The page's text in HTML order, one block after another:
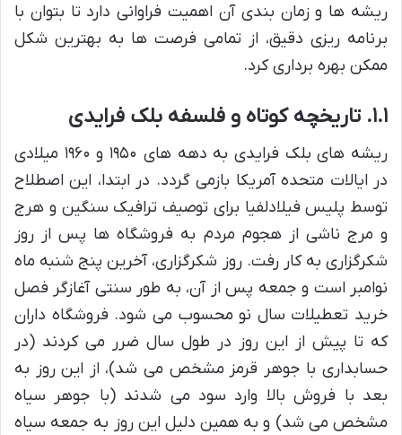
ریشه ها و زمان بندی آن اهمیت فراوانی دارد تا بتوان با
برنامه ریزی دقیق، از تمامی فرصت ها به بهترین شکل
ممکن بهره برداری کرد.
۱.۱. تاریخچه کوتاه و فلسفه بلک فرایدی
ریشه های بلک فرایدی به دهه های ۱۹۵۰ و ۱۹۶۰ میلادی
در ایالات متحده آمریکا بازمی گردد. در ابتدا، این اصطلاح
توسط پلیس فیلادلفیا برای توصیف ترافیک سنگین و هرج
و مرج ناشی از هجوم مردم به فروشگاه ها پس از روز
شکرگزاری به کار رفت. روز شکرگزاری، آخرین پنج شنبه ماه
نوامبر است و جمعه پس از آن، به طور سنتی آغازگر فصل
خرید تعطیلات سال نو محسوب می شود. فروشگاه داران
که تا پیش از این روز در طول سال ضرر می کردند (در
حسابداری با جوهر قرمز مشخص می شد)، از این روز به
بعد با فروش بالا وارد سود می شدند (با جوهر سیاه
مشخص می شد) و به همین دلیل این روز به جمعه سیاه